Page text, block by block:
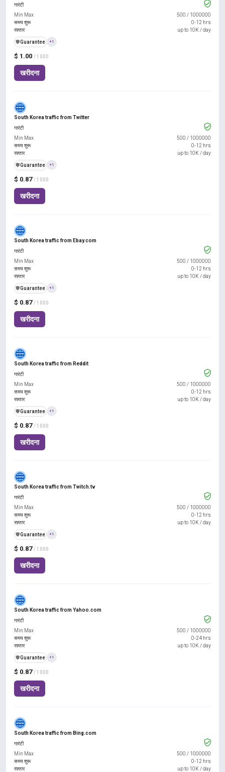
$ 1.00 / 1000
खरीदना
गारंटी
Min Max
500 / 1000000
समय शुरू
0-12 hrs
रफ़्तार
up to 10K / day
️🛡️Guarantee +1
South Korea traffic from Twitter
$ 0.87 / 1000
खरीदना
गारंटी
Min Max
500 / 1000000
समय शुरू
0-12 hrs
रफ़्तार
up to 10K / day
️🛡️Guarantee +1
South Korea traffic from Ebay.com
$ 0.87 / 1000
खरीदना
गारंटी
Min Max
500 / 1000000
समय शुरू
0-12 hrs
रफ़्तार
up to 10K / day
️🛡️Guarantee +1
South Korea traffic from Reddit
$ 0.87 / 1000
खरीदना
गारंटी
Min Max
500 / 1000000
समय शुरू
0-12 hrs
रफ़्तार
up to 10K / day
️🛡️Guarantee +1
South Korea traffic from Twitch.tv
$ 0.87 / 1000
खरीदना
गारंटी
Min Max
500 / 1000000
समय शुरू
0-12 hrs
रफ़्तार
up to 10K / day
️🛡️Guarantee +1
South Korea traffic from Yahoo.com
$ 0.87 / 1000
खरीदना
गारंटी
Min Max
500 / 1000000
समय शुरू
0-24 hrs
रफ़्तार
up to 10K / day
️🛡️Guarantee +1
South Korea traffic from Bing.com
गारंटी
Min Max
500 / 1000000
समय शुरू
0-12 hrs
रफ़्तार
up to 10K / day